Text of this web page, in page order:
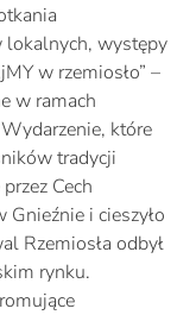
lokalnych, występy
w rzemiosło” –
w ramach
które
tradycji
Cech
Gnieźnie i cieszyło
Rzemiosła odbył
rynku.